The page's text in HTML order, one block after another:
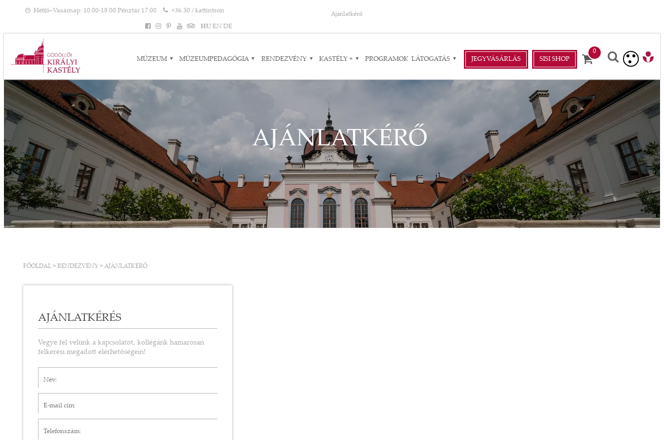
Hétfő–Vasárnap: 10:00-18:00 Pénztár 17:00 +36 30 / kattintson
Ajánlatkérő
HU EN DE
MÚZEUM MÚZEUMPEDAGÓGIA RENDEZVÉNY KASTÉLY + PROGRAMOK LÁTOGATÁS JEGYVÁSÁRLÁS SISI SHOP
AJÁNLATKÉRŐ
FŐOLDAL > RENDEZVÉNY > AJÁNLATKÉRŐ
AJÁNLATKÉRÉS
Vegye fel velünk a kapcsolatot, kollégánk hamarosan
felkeresi megadott elérhetőségein!